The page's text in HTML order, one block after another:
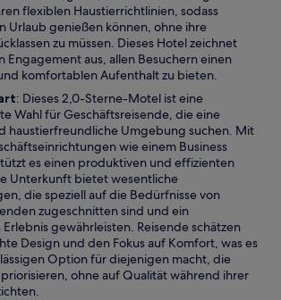
s
t
e
r
g
e
ö
f
f
n
e
t
i
n
e
m
n
u
e
n
F
e
n
s
t
e
r
g
e
flexiblen Haustierrichtlinien, sodass
Urlaub genießen können, ohne ihre
zu müssen. Dieses Hotel zeichnet
Engagement aus, allen Besuchern einen
komfortablen Aufenthalt zu bieten.
W
i
r
d
i
n
e
i
n
e
m
n
e
: Dieses 2,0-Sterne-Motel ist eine
Wahl für Geschäftsreisende, die eine
haustierfreundliche Umgebung suchen. Mit
wie einem Business
es einen produktiven und effizienten
Unterkunft bietet wesentliche
die speziell auf die Bedürfnisse von
zugeschnitten sind und ein
gewährleisten. Reisende schätzen
Design und den Fokus auf Komfort, was es
Option für diejenigen macht, die
ohne auf Qualität während ihrer